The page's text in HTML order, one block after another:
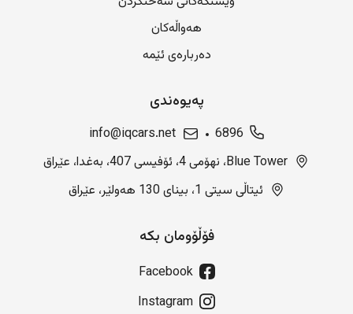
هەواڵەکان
دەربارەی ئێمە
پەیوەندی
6896
info@iqcars.net
Blue Tower، نهۆمی 4، ئۆفیسی 407، بەغدا، عێراق
ئیتاڵی سیتی 1، بینای 130 هەولێر، عێراق
فۆڵۆومان بکە
Facebook
Instagram